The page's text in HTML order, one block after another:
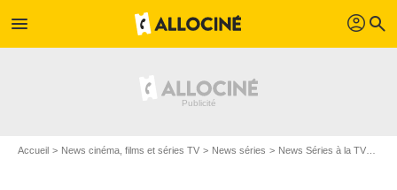
menu profil search
Accueil News cinéma, films et séries TV News séries News Séries à la TV